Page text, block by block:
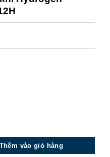
Thêm vào giỏ hàng